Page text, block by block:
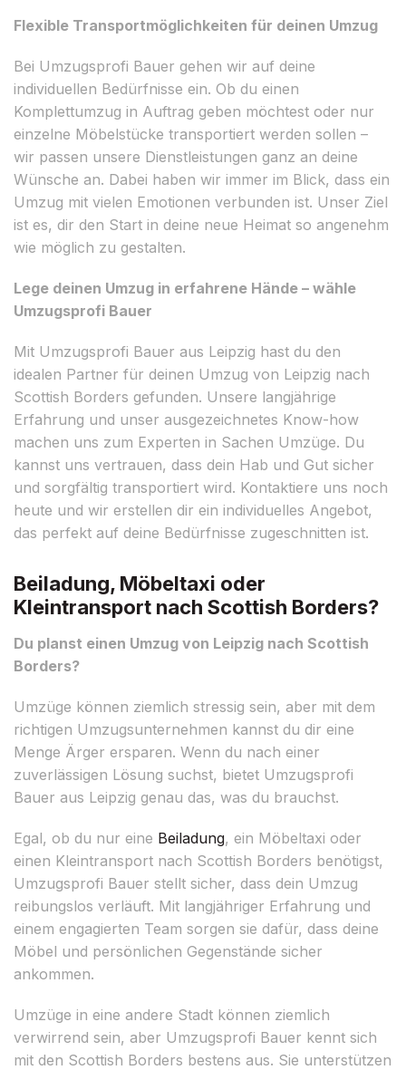
Flexible Transportmöglichkeiten für deinen Umzug
Bei Umzugsprofi Bauer gehen wir auf deine
individuellen Bedürfnisse ein. Ob du einen
Komplettumzug in Auftrag geben möchtest oder nur
einzelne Möbelstücke transportiert werden sollen –
wir passen unsere Dienstleistungen ganz an deine
Wünsche an. Dabei haben wir immer im Blick, dass ein
Umzug mit vielen Emotionen verbunden ist. Unser Ziel
ist es, dir den Start in deine neue Heimat so angenehm
wie möglich zu gestalten.
Lege deinen Umzug in erfahrene Hände – wähle
Umzugsprofi Bauer
Mit Umzugsprofi Bauer aus Leipzig hast du den
idealen Partner für deinen Umzug von Leipzig nach
Scottish Borders gefunden. Unsere langjährige
Erfahrung und unser ausgezeichnetes Know-how
machen uns zum Experten in Sachen Umzüge. Du
kannst uns vertrauen, dass dein Hab und Gut sicher
und sorgfältig transportiert wird. Kontaktiere uns noch
heute und wir erstellen dir ein individuelles Angebot,
das perfekt auf deine Bedürfnisse zugeschnitten ist.
Beiladung, Möbeltaxi oder
Kleintransport nach Scottish Borders?
Du planst einen Umzug von Leipzig nach Scottish
Borders?
Umzüge können ziemlich stressig sein, aber mit dem
richtigen Umzugsunternehmen kannst du dir eine
Menge Ärger ersparen. Wenn du nach einer
zuverlässigen Lösung suchst, bietet Umzugsprofi
Bauer aus Leipzig genau das, was du brauchst.
Egal, ob du nur eine Beiladung, ein Möbeltaxi oder
einen Kleintransport nach Scottish Borders benötigst,
Umzugsprofi Bauer stellt sicher, dass dein Umzug
reibungslos verläuft. Mit langjähriger Erfahrung und
einem engagierten Team sorgen sie dafür, dass deine
Möbel und persönlichen Gegenstände sicher
ankommen.
Umzüge in eine andere Stadt können ziemlich
verwirrend sein, aber Umzugsprofi Bauer kennt sich
mit den Scottish Borders bestens aus. Sie unterstützen